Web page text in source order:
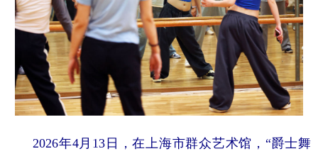
2026年4月13日，在上海市群众艺术馆，“爵士舞